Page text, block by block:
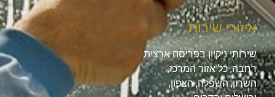
איזורי שירות
שירותי ניקיון בפריסה ארצית
רחבה, כל אזור המרכז,
השרון, השפלה, הצפון,